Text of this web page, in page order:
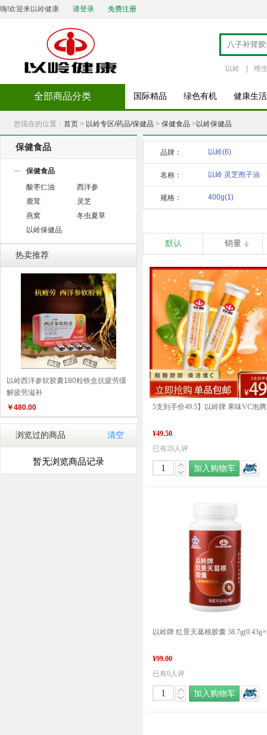
嗨!欢迎来以岭健康 请登录 免费注册
以岭 维
全部商品分类 国际精品 绿色有机 健康生活
您现在的位置： 首页 > 以岭专区/药品/保健品 > 保健食品 >以岭保健品
保健食品
保健食品
酸枣仁油
西洋参
鹿茸
灵芝
燕窝
冬虫夏草
以岭保健品
热卖推荐
以岭西洋参软胶囊180粒铁盒抗疲劳缓
解疲劳滋补
￥480.00
浏览过的商品 清空
暂无浏览商品记录
品牌： 以岭(6)
名称：
以岭 灵芝孢子油
软胶(1)
规格：
400g(1)
默认 销量
¥49.50
已有20人评
加入购物车
¥99.00
已有0人评
加入购物车